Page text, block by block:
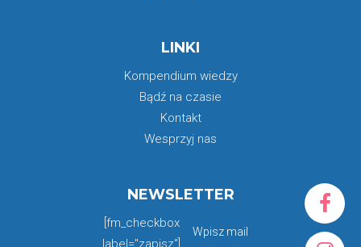
LINKI
Kompendium wiedzy
Bądź na czasie
Kontakt
Wesprzyj nas
NEWSLETTER
[fm_checkbox
label="zapisz"]